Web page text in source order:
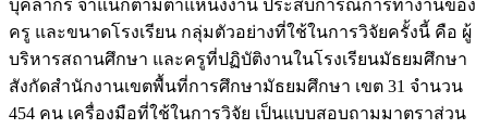
บุคลากร จำแนกตามตำแหน่งงาน ประสบการณ์การทำงานของ
ครู และขนาดโรงเรียน กลุ่มตัวอย่างที่ใช้ในการวิจัยครั้งนี้ คือ ผู้
บริหารสถานศึกษา และครูที่ปฏิบัติงานในโรงเรียนมัธยมศึกษา
สังกัดสำนักงานเขตพื้นที่การศึกษามัธยมศึกษา เขต 31 จำนวน
454 คน เครื่องมือที่ใช้ในการวิจัย เป็นแบบสอบถามมาตราส่วน